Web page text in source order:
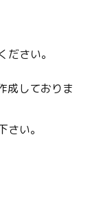
さい。
成しておりま
い。